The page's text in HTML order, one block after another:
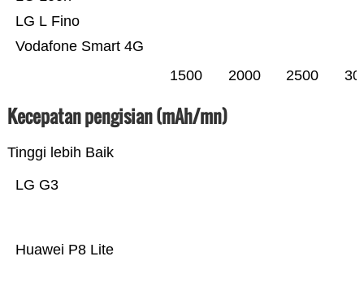
Vodafone Smart 4G
LG L Fino
1500 2000 2500
Kecepatan pengisian (mAh/mn)
Tinggi lebih Baik
Huawei P8 Lite
LG G3